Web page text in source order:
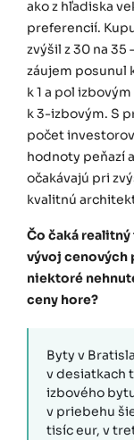
ako z hľadiska
preferencií.
zvýšil z 30 na 35
záujem posunul
k 1 a pol
k 3-izbovým. S
počet
hodnoty peňazí
očakávajú pri
kvalitnú
Čo čaká
vývoj cenových
niektoré
ceny hore?
Byty v
v desiatkach
izbového
v priebehu
tisíc eur, v